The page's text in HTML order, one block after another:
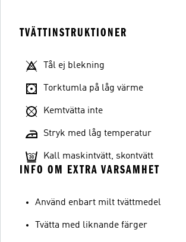
TVÄTTINSTRUKTIONER
Tål ej blekning
Torktumla på låg värme
Kemtvätta inte
Stryk med låg temperatur
Kall maskintvätt, skontvätt
INFO OM EXTRA VARSAMHET
Använd enbart milt tvättmedel
Tvätta med liknande färger